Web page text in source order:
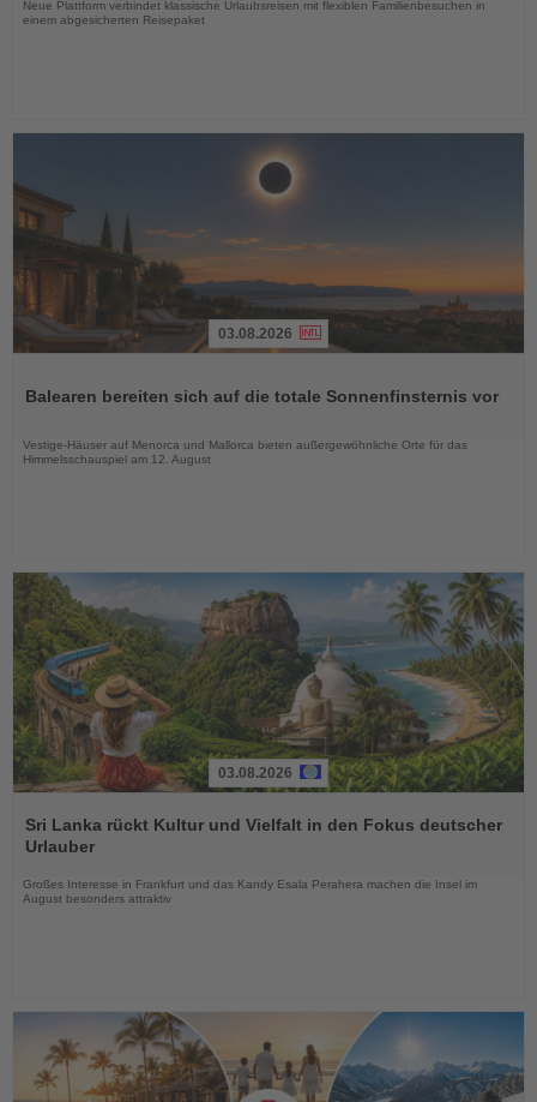
Neue Plattform verbindet klassische Urlaubsreisen mit flexiblen Familienbesuchen in
einem abgesicherten Reisepaket
die
03.08.2026
Balearen bereiten sich auf die totale Sonnenfinsternis vor
Vestige-Häuser auf Menorca und Mallorca bieten außergewöhnliche Orte für das
Himmelsschauspiel am 12. August
Sie
die
03.08.2026
Sri Lanka rückt Kultur und Vielfalt in den Fokus deutscher
Urlauber
Großes Interesse in Frankfurt und das Kandy Esala Perahera machen die Insel im
August besonders attraktiv